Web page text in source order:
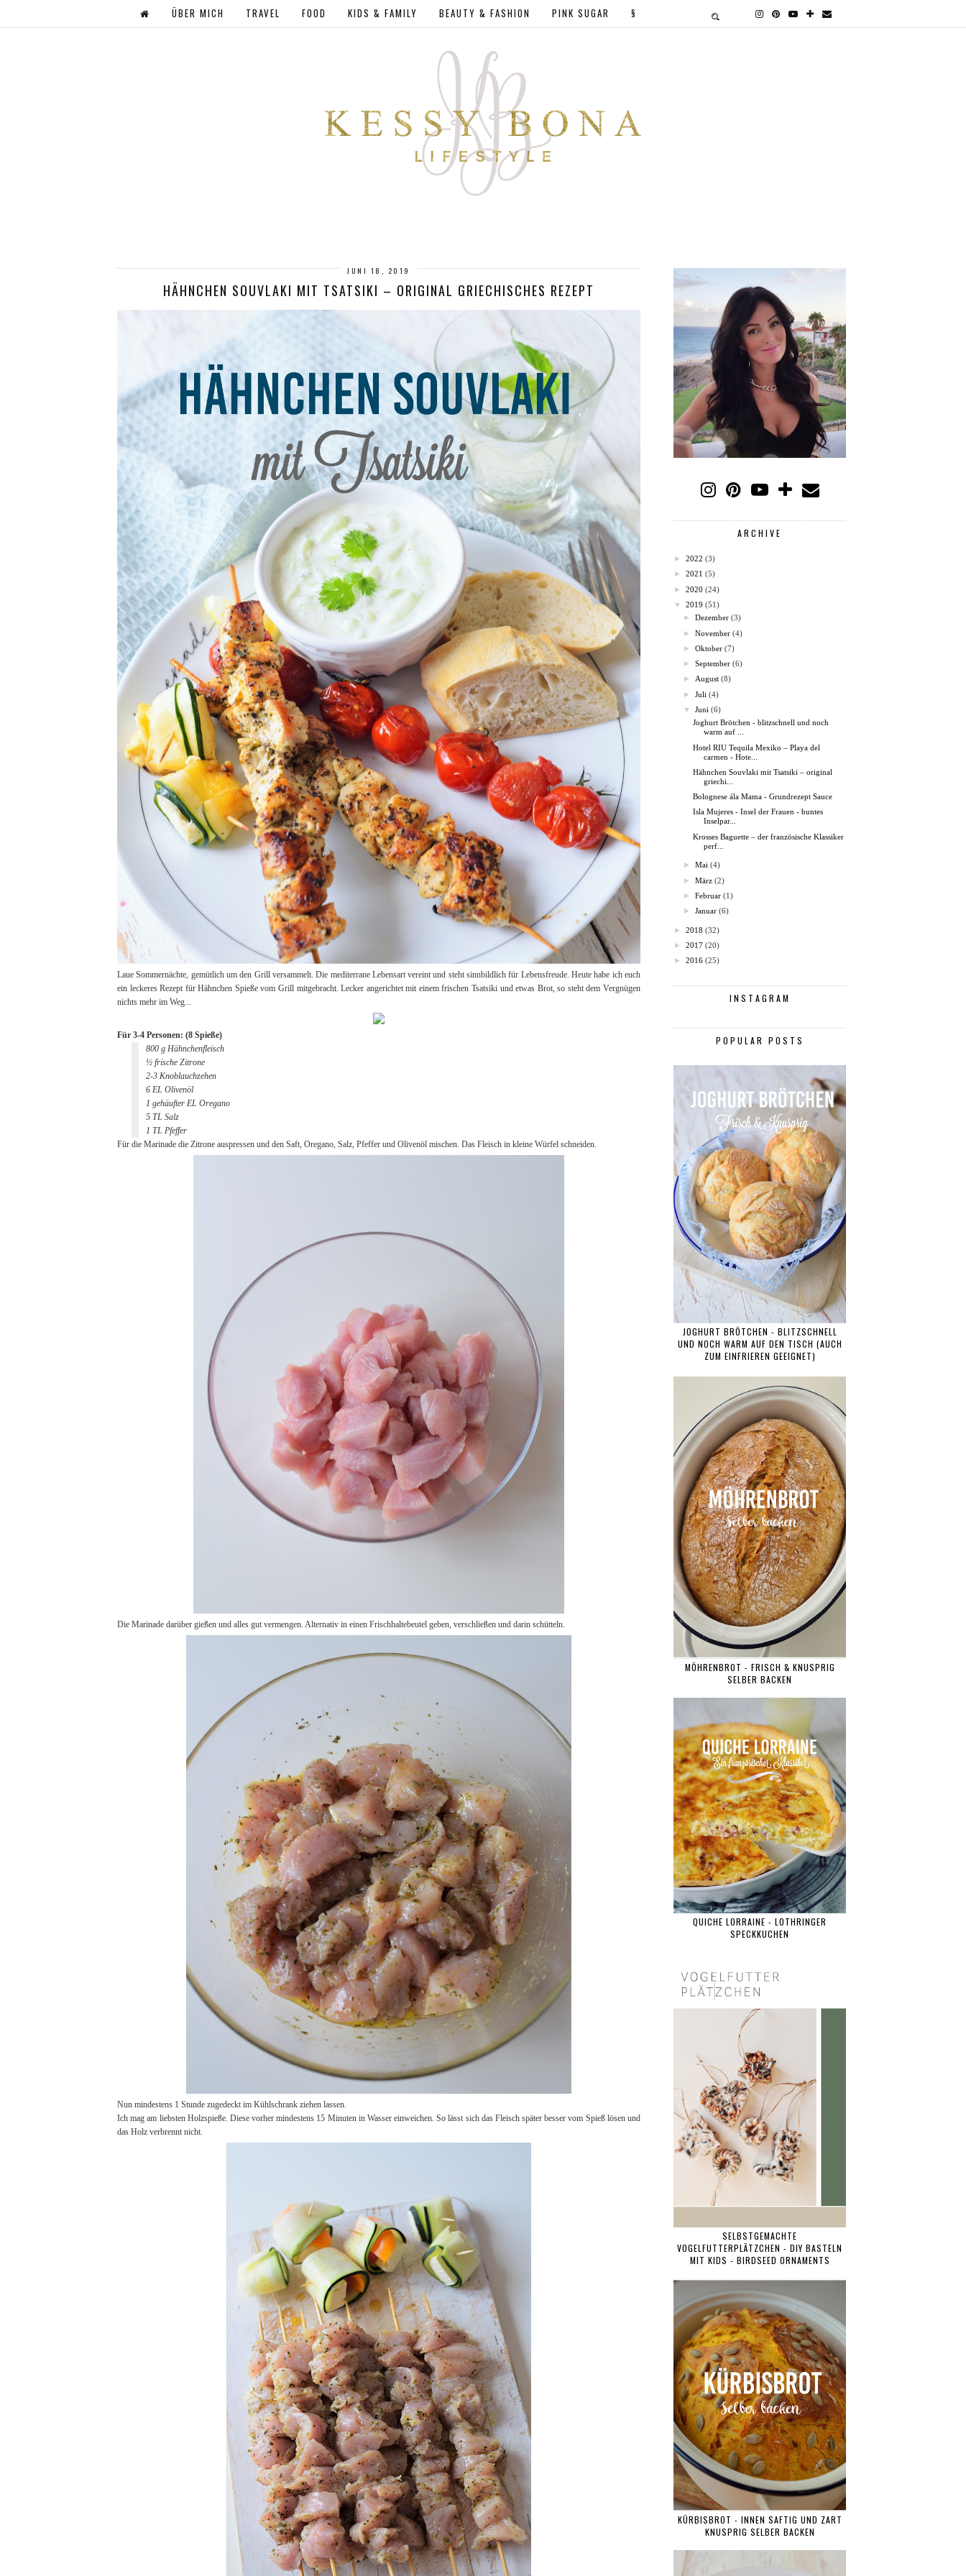
ÜBER MICH TRAVEL FOOD KIDS & FAMILY BEAUTY & FASHION PINK SUGAR §
JUNI 18, 2019
HÄHNCHEN SOUVLAKI MIT TSATSIKI – ORIGINAL GRIECHISCHES REZEPT
Laue Sommernächte, gemütlich um den Grill versammelt. Die mediterrane Lebensart vereint und steht sinnbildlich für Lebensfreude. Heute habe ich euch
ein leckeres Rezept für Hähnchen Spieße vom Grill mitgebracht. Lecker angerichtet mit einem frischen Tsatsiki und etwas Brot, so steht dem Vergnügen
nichts mehr im Weg...
Für 3-4 Personen: (8 Spieße)
800 g Hähnchenfleisch
½ frische Zitrone
2-3 Knoblauchzehen
6 EL Olivenöl
1 gehäufter EL Oregano
5 TL Salz
1 TL Pfeffer
Für die Marinade die Zitrone auspressen und den Saft, Oregano, Salz, Pfeffer und Olivenöl mischen. Das Fleisch in kleine Würfel schneiden.
Die Marinade darüber gießen und alles gut vermengen. Alternativ in einen Frischhaltebeutel geben, verschließen und darin schütteln.
Nun mindestens 1 Stunde zugedeckt im Kühlschrank ziehen lassen.
Ich mag am liebsten Holzspieße. Diese vorher mindestens 15 Minuten in Wasser einweichen. So lässt sich das Fleisch später besser vom Spieß lösen und
das Holz verbrennt nicht.
ARCHIVE
► 2022 (3)
► 2021 (5)
► 2020 (24)
▼
2019 (51)
►Dezember (3)
►November (4)
►Oktober (7)
►September (6)
►August (8)
►Juli (4)
▼
Juni (6)
Joghurt Brötchen - blitzschnell und noch
warm auf ...
Hotel RIU Tequila Mexiko – Playa del
carmen - Hote...
Hähnchen Souvlaki mit Tsatsiki – original
griechi...
Bolognese ála Mama - Grundrezept Sauce
Isla Mujeres - Insel der Frauen - buntes
Inselpar...
Krosses Baguette – der französische Klassiker
perf...
►Mai (4)
►März (2)
►Februar (1)
►Januar (6)
► 2018 (32)
► 2017 (20)
► 2016 (25)
INSTAGRAM
POPULAR POSTS
JOGHURT BRÖTCHEN - BLITZSCHNELL
UND NOCH WARM AUF DEN TISCH (AUCH
ZUM EINFRIEREN GEEIGNET)
MÖHRENBROT - FRISCH & KNUSPRIG
SELBER BACKEN
QUICHE LORRAINE - LOTHRINGER
SPECKKUCHEN
SELBSTGEMACHTE
VOGELFUTTERPLÄTZCHEN - DIY BASTELN
MIT KIDS - BIRDSEED ORNAMENTS
KÜRBISBROT - INNEN SAFTIG UND ZART
KNUSPRIG SELBER BACKEN